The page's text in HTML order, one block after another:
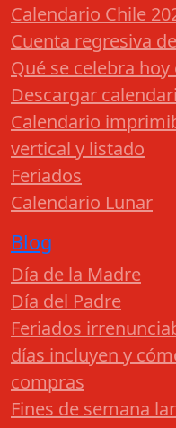
Calendario Chile
Cuenta regresiva
Qué se celebra hoy
Descargar
Calendario
vertical y listado
Feriados
Calendario Lunar
Blog
Día de la Madre
Día del Padre
Feriados
días incluyen y
compras
Fines de semana